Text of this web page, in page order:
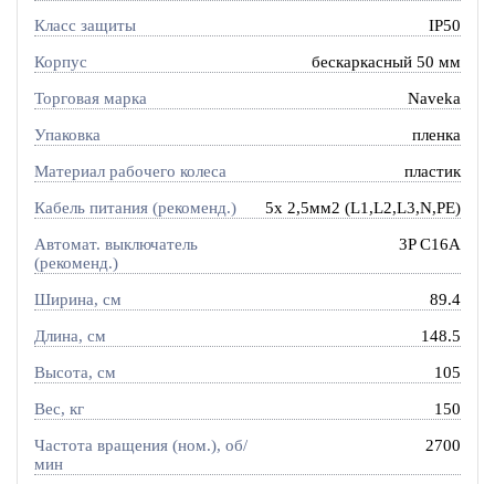
Класс защиты IP50
Корпус бескаркасный 50 мм
Торговая марка Naveka
Упаковка пленка
Материал рабочего колеса пластик
Кабель питания (рекоменд.) 5х 2,5мм2 (L1,L2,L3,N,PE)
Автомат. выключатель
(рекоменд.)
3P C16A
Ширина, см 89.4
Длина, см 148.5
Высота, см 105
Вес, кг 150
Частота вращения (ном.), об/
мин
2700